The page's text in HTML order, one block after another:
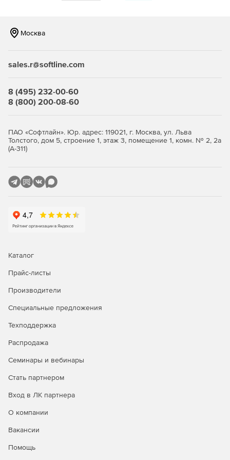
Файлы могут храниться во внутренней или внешней
Предотвращение потери корпоративных данных и их
Программа может быть настроена для 1000 серверов.
Запись работы call-центра.
Проверка на соответствие стандартам индустрии
Мониторинг и аудит основной деятельности
пользователей.
нескольких часов.
администраторов сервера.
Управление отчетами по специальному доступу к
Проверка на соответствие правовым и судебно-
Москва
sales.r@softline.com
8 (495) 232-00-60
8 (800) 200-08-60
ПАО «Софтлайн». Юр. адрес: 119021, г. Москва, ул. Льва
Толстого, дом 5, строение 1, этаж 3, помещение 1, комн. № 2, 2а
(А-311)
Каталог
Прайс-листы
Производители
Специальные предложения
Техподдержка
Распродажа
Семинары и вебинары
Стать партнером
Вход в ЛК партнера
О компании
Вакансии
Помощь